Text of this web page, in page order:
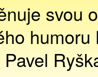
svou
humoru